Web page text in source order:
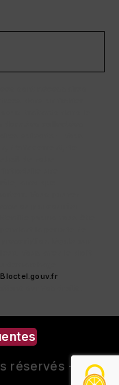
Bloctel.gouv.fr.
réservés -